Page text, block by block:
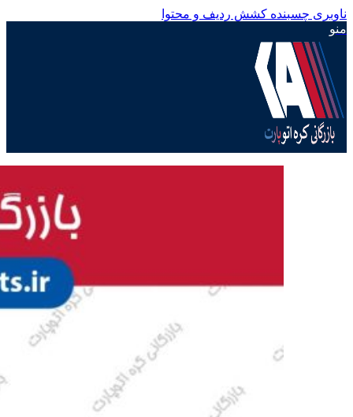
ناوبری چسبنده کشش ردیف و محتوا
منو